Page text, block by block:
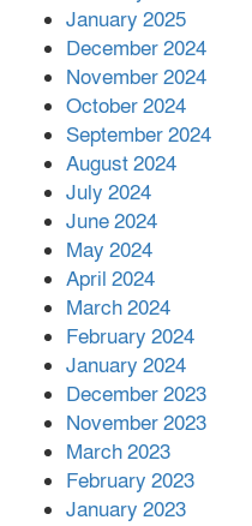
January 2025
December 2024
November 2024
October 2024
September 2024
August 2024
July 2024
June 2024
May 2024
April 2024
March 2024
February 2024
January 2024
December 2023
November 2023
March 2023
February 2023
January 2023